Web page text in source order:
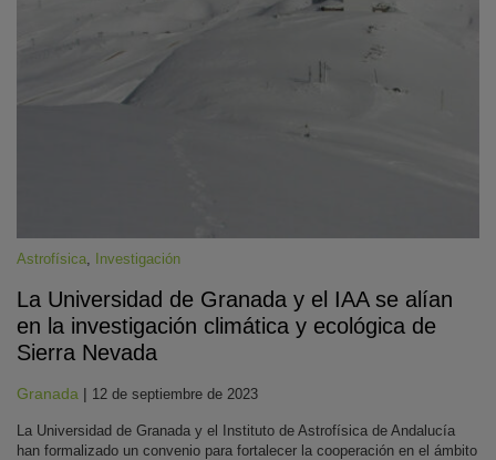
Astrofísica, Investigación
La Universidad de Granada y el IAA se alían
en la investigación climática y ecológica de
Sierra Nevada
Granada | 12 de septiembre de 2023
La Universidad de Granada y el Instituto de Astrofísica de Andalucía
han formalizado un convenio para fortalecer la cooperación en el ámbito